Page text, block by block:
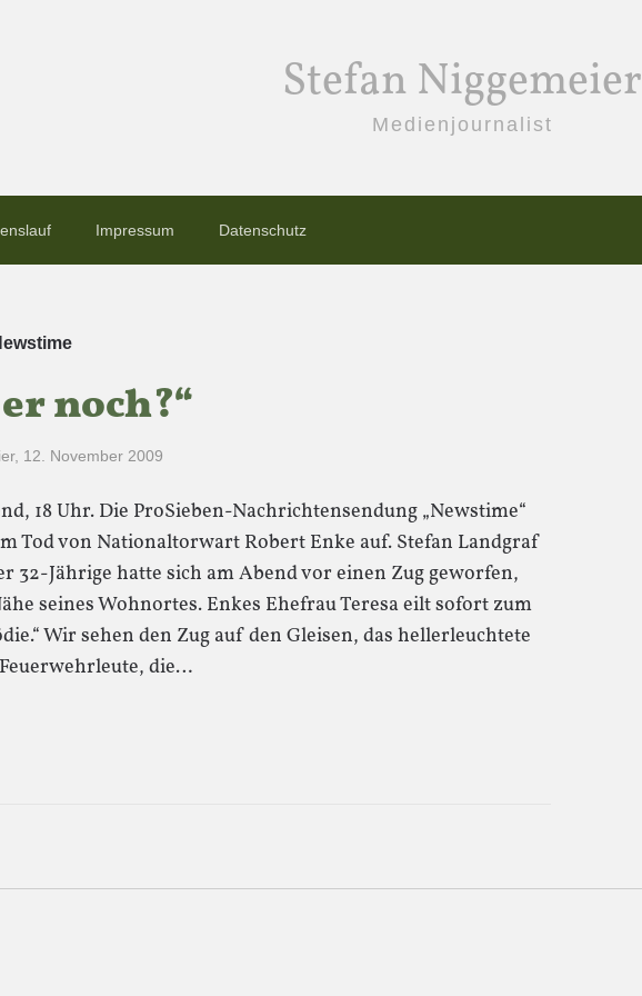
Stefan Niggemeier
Medienjournalist
Impressum Datenschutz
noch?“
, 12. November 2009
18 Uhr. Die ProSieben-Nachrichtensendung „Newstime“
Tod von Nationaltorwart Robert Enke auf. Stefan Landgraf
32-Jährige hatte sich am Abend vor einen Zug geworfen,
seines Wohnortes. Enkes Ehefrau Teresa eilt sofort zum
Wir sehen den Zug auf den Gleisen, das hellerleuchtete
die…